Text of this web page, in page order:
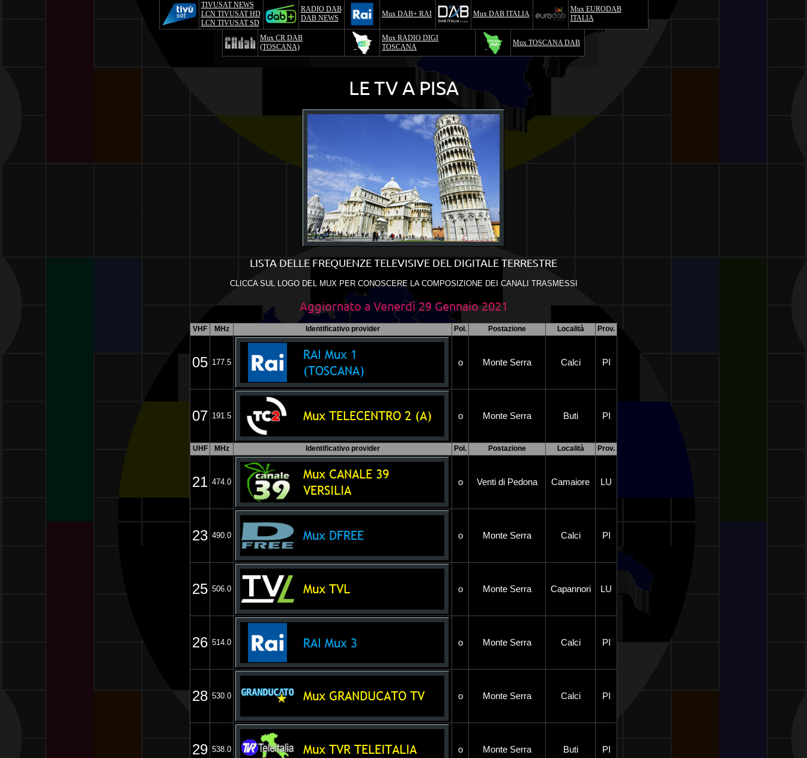
TIVUSAT NEWS
LCN TIVUSAT HD
LCN TIVUSAT SD
RADIO DAB
DAB NEWS
Mux DAB+ RAI Mux DAB ITALIA
Mux EURODAB
ITALIA
Mux CR DAB
(TOSCANA)
Mux RADIO DIGI
TOSCANA
Mux TOSCANA DAB
LE TV A PISA
LISTA DELLE FREQUENZE TELEVISIVE DEL DIGITALE TERRESTRE
CLICCA SUL LOGO DEL MUX PER CONOSCERE LA COMPOSIZIONE DEI CANALI TRASMESSI
Aggiornato a Venerdì 29Gennaio 2021
VHF MHz Identificativo provider Pol. Postazione Località Prov.
05 177.5 o Monte Serra Calci PI
07 191.5 o Monte Serra Buti PI
UHF MHz Identificativo provider Pol. Postazione Località Prov.
21 474.0 o Venti di Pedona Camaiore LU
23 490.0 o Monte Serra Calci PI
25 506.0 o Monte Serra Capannori LU
26 514.0 o Monte Serra Calci PI
28 530.0 o Monte Serra Calci PI
29 538.0 o Monte Serra Buti PI